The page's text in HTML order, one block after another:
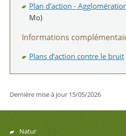
Plan d'action -
Mo)
Informations
Plans d’action contre le bruit
Dernière mise à jour 15/05/2026
Natur